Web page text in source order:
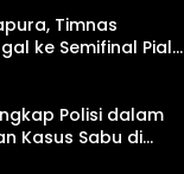
Timnas
ke Semifinal Piala
Polisi dalam
Kasus Sabu di
Timbangan Digital